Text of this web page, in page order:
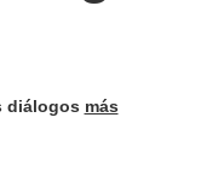
diálogos más